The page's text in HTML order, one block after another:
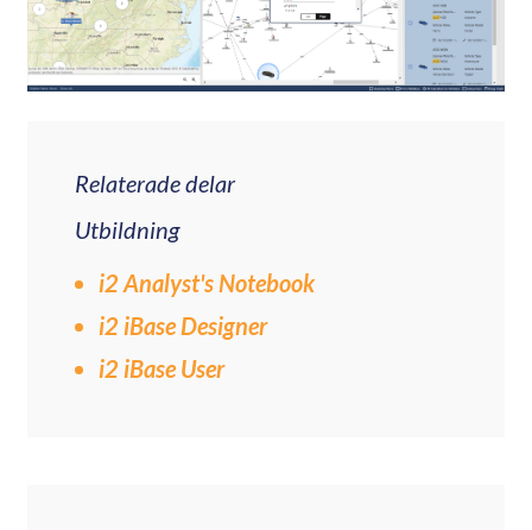
Relaterade delar
Utbildning
i2 Analyst's Notebook
i2 iBase Designer
i2 iBase User